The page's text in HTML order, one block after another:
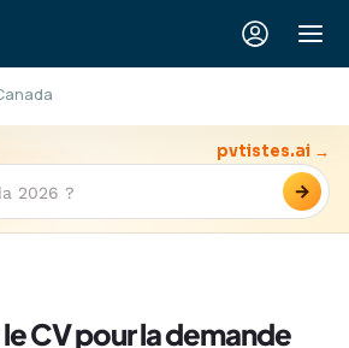
→
pvtistes.ai →
CV pour la demande